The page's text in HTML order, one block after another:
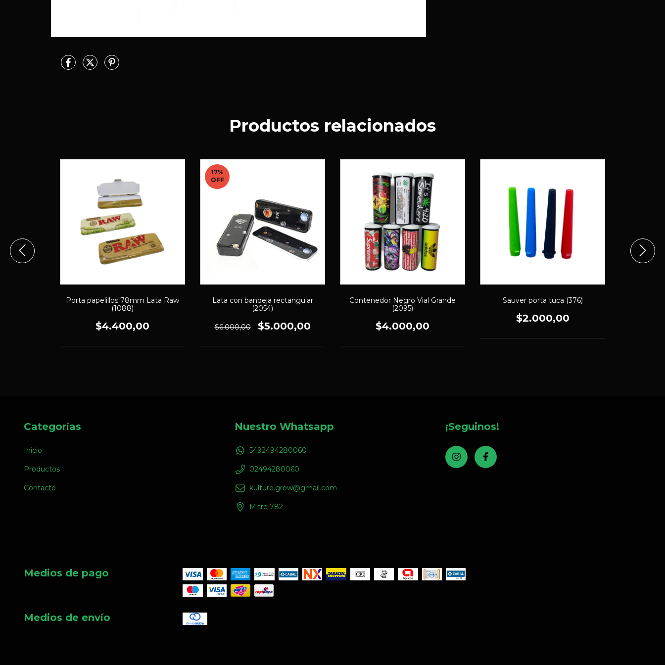
Productos relacionados
Porta papelillos 78mm Lata Raw
(1088)
$4.400,00
17%
OFF
Lata con bandeja rectangular
(2054)
$6.000,00 $5.000,00
Contenedor Negro Vial Grande
(2095)
$4.000,00
Sauver porta tuca (376)
$2.000,00
Categorías
Inicio
Productos
Contacto
Nuestro Whatsapp
5492494280060
02494280060
kulture.grow@gmail.com
Mitre 782
¡Seguinos!
Medios de pago
Medios de envío